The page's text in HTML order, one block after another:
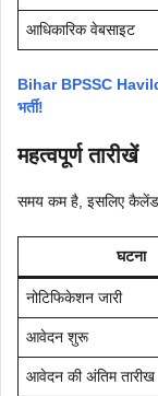
आधिकारिक वेबसाइट
Bihar BPSSC
भर्ती!
महत्वपूर्ण तारीखें
समय कम है, इसलिए
घटना
नोटिफिकेशन जारी
आवेदन शुरू
आवेदन की अंतिम तारीख